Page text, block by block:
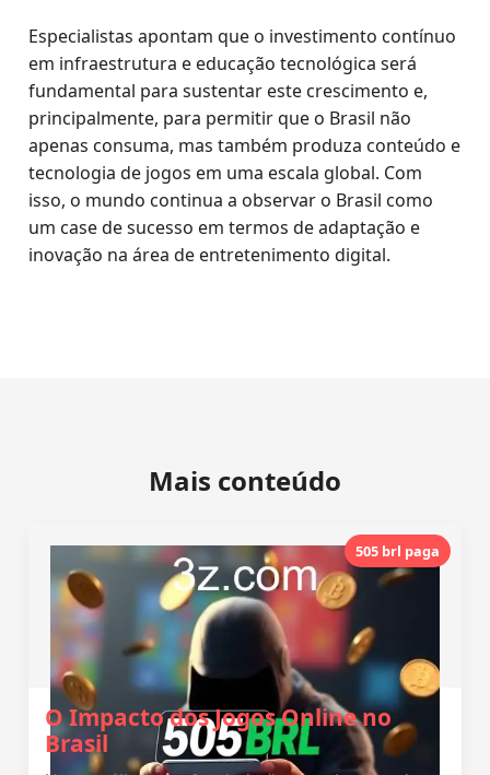
Especialistas apontam que o investimento contínuo
em infraestrutura e educação tecnológica será
fundamental para sustentar este crescimento e,
principalmente, para permitir que o Brasil não
apenas consuma, mas também produza conteúdo e
tecnologia de jogos em uma escala global. Com
isso, o mundo continua a observar o Brasil como
um case de sucesso em termos de adaptação e
inovação na área de entretenimento digital.
Mais conteúdo
505 brl paga
O Impacto dos Jogos Online no
Brasil